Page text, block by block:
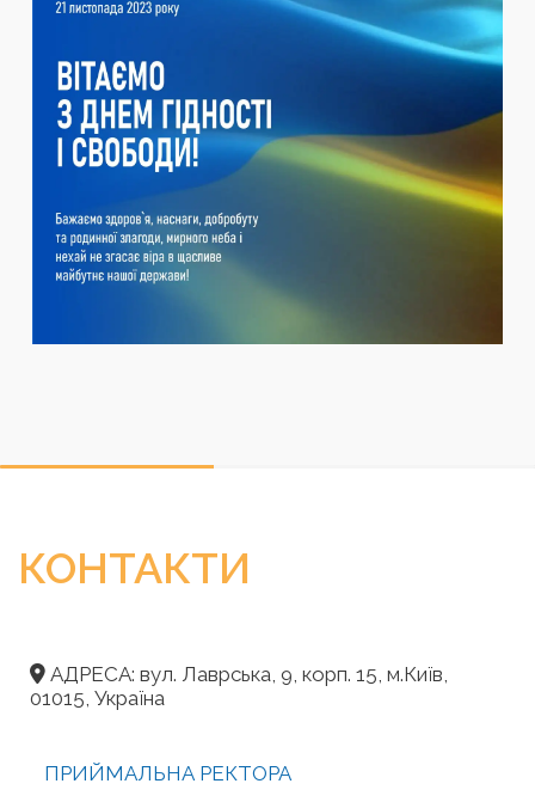
КОНТАКТИ
АДРЕСА: вул. Лаврська, 9, корп. 15, м.Київ,
01015, Україна
ПРИЙМАЛЬНА РЕКТОРА